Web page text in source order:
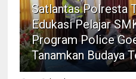
Satlantas Polresta
Edukasi Pelajar
Program Police
Tanamkan Budaya